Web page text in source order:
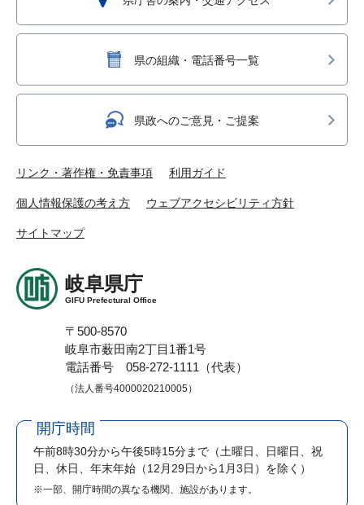
県の組織・電話番号一覧
県政へのご意見・ご提案
リンク・著作権・免責事項 利用ガイド
個人情報保護の考え方 ウェブアクセシビリティ方針
サイトマップ
岐阜県庁
GIFU Prefectural Office
〒500-8570
岐阜市薮田南2丁目1番1号
電話番号 058-272-1111（代表）
（法人番号4000020210005）
開庁時間
午前8時30分から午後5時15分まで （土曜日、日曜日、祝
日、休日、年末年始（12月29日から1月3日）を除く）
※一部、開庁時間の異なる機関、施設があります。